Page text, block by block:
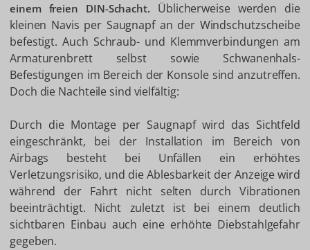
einem freien DIN-Schacht. Üblicherweise werden die
kleinen Navis per Saugnapf an der Windschutzscheibe
befestigt. Auch Schraub- und Klemmverbindungen am
Armaturenbrett selbst sowie Schwanenhals-
Befestigungen im Bereich der Konsole sind anzutreffen.
Doch die Nachteile sind vielfältig:
Durch die Montage per Saugnapf wird das Sichtfeld
eingeschränkt, bei der Installation im Bereich von
Airbags besteht bei Unfällen ein erhöhtes
Verletzungsrisiko, und die Ablesbarkeit der Anzeige wird
während der Fahrt nicht selten durch Vibrationen
beeinträchtigt. Nicht zuletzt ist bei einem deutlich
sichtbaren Einbau auch eine erhöhte Diebstahlgefahr
gegeben.